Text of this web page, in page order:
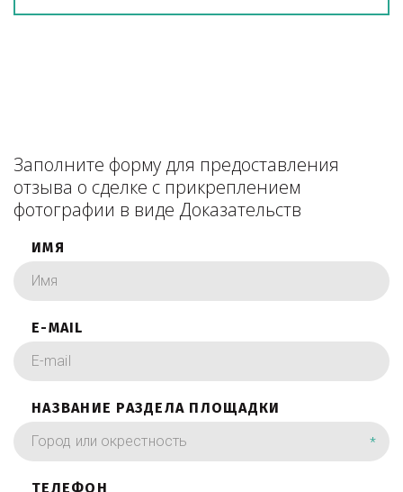
Заполните форму для предоставления
отзыва о сделке с прикреплением
фотографии в виде Доказательств
ИМЯ
E-MAIL
НАЗВАНИЕ РАЗДЕЛА ПЛОЩАДКИ
*
ТЕЛЕФОН